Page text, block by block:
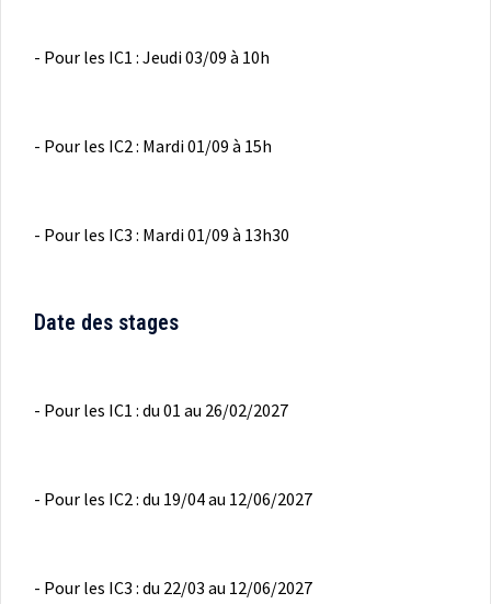
- Pour les IC1 : Jeudi 03/09 à 10h
- Pour les IC2 : Mardi 01/09 à 15h
- Pour les IC3 : Mardi 01/09 à 13h30
Date des stages
- Pour les IC1 : du 01 au 26/02/2027
- Pour les IC2 : du 19/04 au 12/06/2027
- Pour les IC3 : du 22/03 au 12/06/2027